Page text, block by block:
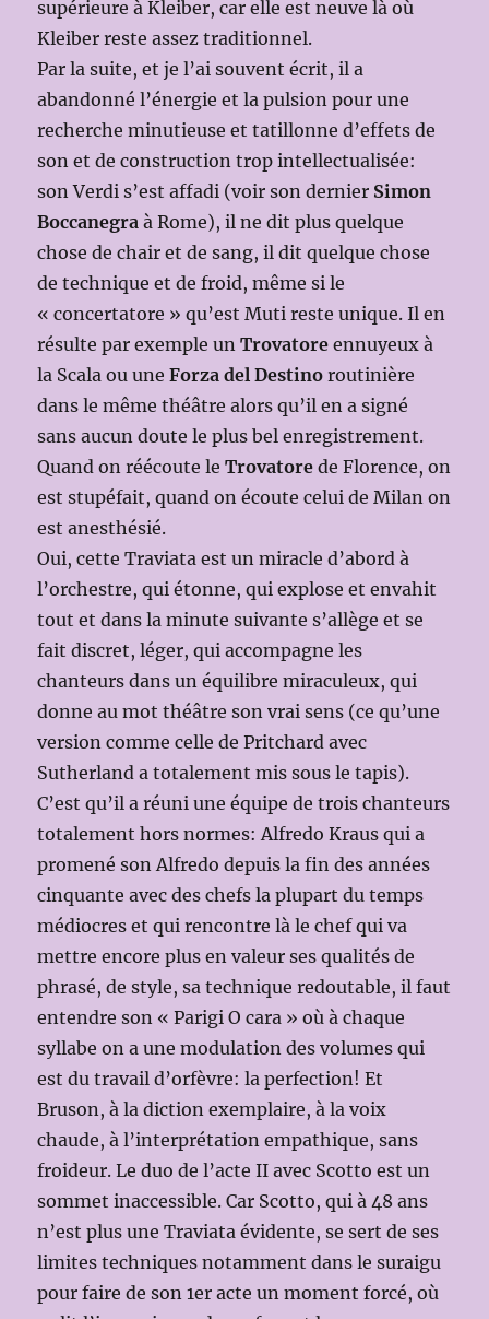
supérieure à Kleiber, car elle est neuve là où
Kleiber reste assez traditionnel.
Par la suite, et je l’ai souvent écrit, il a
abandonné l’énergie et la pulsion pour une
recherche minutieuse et tatillonne d’effets de
son et de construction trop intellectualisée:
son Verdi s’est affadi (voir son dernier Simon
Boccanegra à Rome), il ne dit plus quelque
chose de chair et de sang, il dit quelque chose
de technique et de froid, même si le
« concertatore » qu’est Muti reste unique. Il en
résulte par exemple unTrovatore ennuyeux à
la Scala ou uneForza del Destino routinière
dans le même théâtre alors qu’il en a signé
sans aucun doute le plus bel enregistrement.
Quand on réécoute leTrovatore de Florence, on
est stupéfait, quand on écoute celui de Milan on
est anesthésié.
Oui, cette Traviata est un miracle d’abord à
l’orchestre, qui étonne, qui explose et envahit
tout et dans la minute suivante s’allège et se
fait discret, léger, qui accompagne les
chanteurs dans un équilibre miraculeux, qui
donne au mot théâtre son vrai sens (ce qu’une
version comme celle de Pritchard avec
Sutherland a totalement mis sous le tapis).
C’est qu’il a réuni une équipe de trois chanteurs
totalement hors normes: Alfredo Kraus qui a
promené son Alfredo depuis la fin des années
cinquante avec des chefs la plupart du temps
médiocres et qui rencontre là le chef qui va
mettre encore plus en valeur ses qualités de
phrasé, de style, sa technique redoutable, il faut
entendre son « Parigi O cara » où à chaque
syllabe on a une modulation des volumes qui
est du travail d’orfèvre: la perfection! Et
Bruson, à la diction exemplaire, à la voix
chaude, à l’interprétation empathique, sans
froideur. Le duo de l’acte II avec Scotto est un
sommet inaccessible. Car Scotto, qui à 48 ans
n’est plus une Traviata évidente, se sert de ses
limites techniques notamment dans le suraigu
pour faire de son 1er acte un moment forcé, où